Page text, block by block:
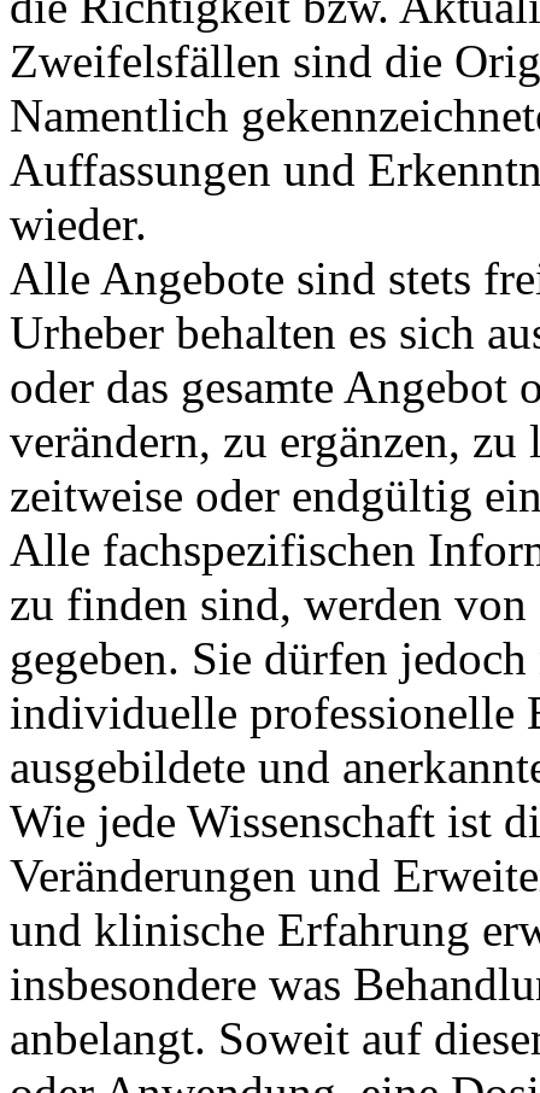
Zweifelsfällen sind die
Namentlich
Auffassungen und
wieder.
Alle Angebote sind stets
Urheber behalten es sich
oder das gesamte Angebot
verändern, zu ergänzen,
zeitweise oder endgültig
Alle fachspezifischen
zu finden sind, werden
gegeben. Sie dürfen
individuelle professionelle
ausgebildete und
Wie jede Wissenschaft ist
Veränderungen und
und klinische Erfahrung
insbesondere was
anbelangt. Soweit auf